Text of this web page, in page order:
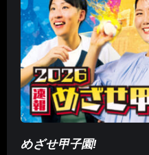
めざせ甲子園!